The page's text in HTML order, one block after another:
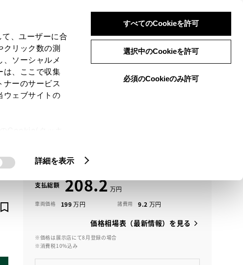
、ユーザーに合
リック数の測
ソーシャルメ
は、ここで収集
ナーのサービス
ウェブサイトの
詳細を表示
すべてのCookieを許可
選択中のCookieを許可
必須のCookieのみ許可
ログイン 検索 メニュー
メニュー
支払総額 208.2
車両価格 199 諸費用 9.2
価格相場表（最新情報）を見る
※価格は展示店にて8月登録の場合
※消費税10%込み